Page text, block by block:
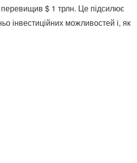
перевищив $ 1 трлн. Це підсилює
інвестиційних можливостей і, як